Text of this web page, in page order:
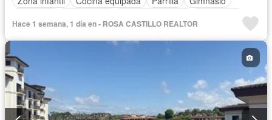
Cuarto de servicio
Piscina
Hace 1 semana, 1 día en - ROSA CASTILLO REALTOR